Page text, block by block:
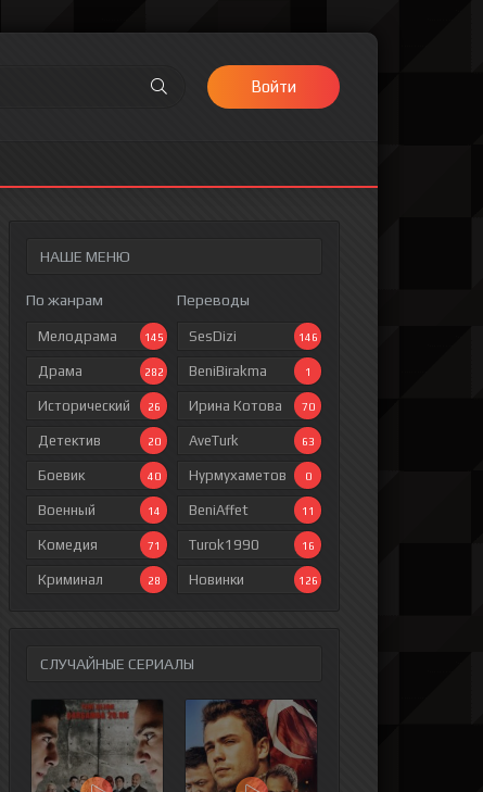
Войти
НАШЕ МЕНЮ
По жанрам
Мелодрама 145
Драма 282
Исторический 26
Детектив 20
Боевик 40
Военный 14
Комедия 71
Криминал 28
Переводы
SesDizi 146
BeniBirakma 1
Ирина Котова 70
AveTurk 63
Нурмухаметов 0
BeniAffet 11
Turok1990 16
Новинки 126
СЛУЧАЙНЫЕ СЕРИАЛЫ